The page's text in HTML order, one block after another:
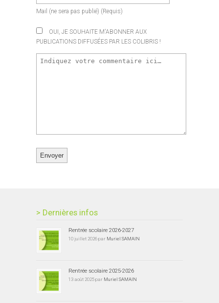
Mail (ne sera pas publié) (requis)
OUI, JE SOUHAITE M'ABONNER AUX
PUBLICATIONS DIFFUSÉES PAR LES COLIBRIS !
> Dernières infos
Rentrée scolaire 2026-2027
10 juillet 2026 par Muriel SAMAIN
Rentrée scolaire 2025-2026
13 août 2025 par Muriel SAMAIN